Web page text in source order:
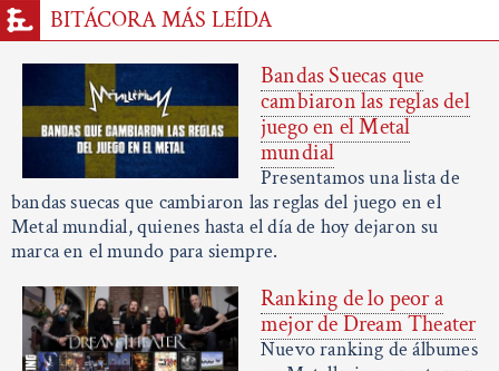
BITÁCORA MÁS LEÍDA
Bandas Suecas que
cambiaron las reglas del
juego en el Metal
mundial
Presentamos una lista de
bandas suecas que cambiaron las reglas del juego en el
Metal mundial, quienes hasta el día de hoy dejaron su
marca en el mundo para siempre.
Ranking de lo peor a
mejor de Dream Theater
Nuevo ranking de álbumes